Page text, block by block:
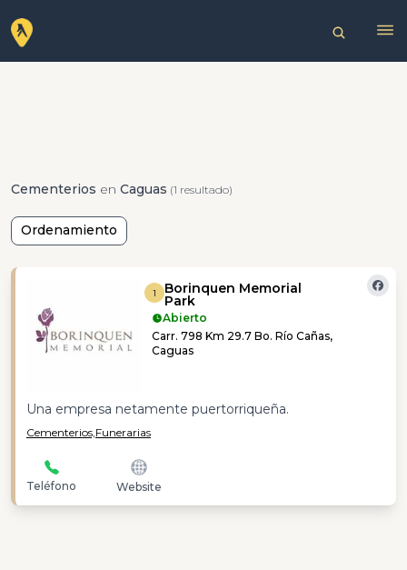
Cementerios en Caguas (1 resultado)
Ordenamiento
1 Borinquen Memorial
Park
Abierto
Carr. 798 Km 29.7 Bo. Río Cañas,
Caguas
Una empresa netamente puertorriqueña.
Cementerios,Funerarias
Teléfono Website